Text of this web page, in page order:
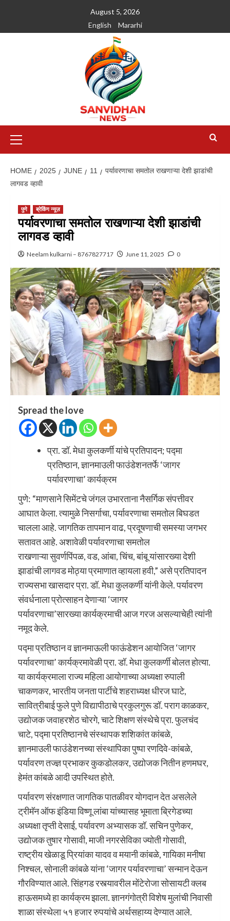
August 5, 2026
English
Mararhi
HOME 2025 JUNE 11
पर्यावरणाचा समतोल राखणाऱ्या देशी झाडांची
लागवड व्हावी
पुणे ब्रेकिंग न्यूज़
पर्यावरणाचा समतोल राखणाऱ्या देशी झाडांची
लागवड व्हावी
Neelam kulkarni – 8767827717 June 11, 2025 0
Spread the love
प्रा. डॉ. मेधा कुलकर्णी यांचे प्रतिपादन; पद्मा
प्रतिष्ठान, ज्ञानमाउली फाउंडेशनतर्फे ‘जागर
पर्यावरणाचा’ कार्यक्रम
पुणे: “माणसाने सिमेंटचे जंगल उभारताना नैसर्गिक संपत्तीवर
आघात केला. त्यामुळे निसर्गाचा, पर्यावरणाचा समतोल बिघडत
चालला आहे. जागतिक तापमान वाढ, प्रदूषणाची समस्या जगभर
सतावत आहे. अशावेळी पर्यावरणाचा समतोल
राखणाऱ्या सुवर्णपिंपळ, वड, आंबा, चिंच, बांबू यांसारख्या देशी
झाडांची लागवड मोठ्या प्रमाणात व्हायला हवी,” असे प्रतिपादन
राज्यसभा खासदार प्रा. डॉ. मेधा कुलकर्णी यांनी केले. पर्यावरण
संवर्धनाला प्रोत्साहन देणाऱ्या ‘जागर
पर्यावरणाचा’सारख्या कार्यक्रमाची आज गरज असल्याचेही त्यांनी
नमूद केले.
पद्मा प्रतिष्ठान व ज्ञानमाऊली फाऊंडेशन आयोजित ‘जागर
पर्यावरणाचा’ कार्यक्रमावेळी प्रा. डॉ. मेधा कुलकर्णी बोलत होत्या.
या कार्यक्रमाला राज्य महिला आयोगाच्या अध्यक्षा रुपाली
चाकणकर, भारतीय जनता पार्टीचे शहराध्यक्ष धीरज घाटे,
सावित्रीबाई फुले पुणे विद्यापीठाचे प्रकुलगुरू डॉ. पराग काळकर,
उद्योजक जवाहरशेठ चोरगे, चाटे शिक्षण संस्थेचे प्रा. फुलचंद
चाटे, पद्मा प्रतिष्ठानचे संस्थापक शशिकांत कांबळे,
ज्ञानमाउली फाउंडेशनच्या संस्थापिका पुष्पा रणदिवे-कांबळे,
पर्यावरण तज्ज्ञ प्रभाकर कुकडोलकर, उद्योजक नितीन हणमघर,
हेमंत कांबळे आदी उपस्थित होते.
पर्यावरण संरक्षणात जागतिक पातळीवर योगदान देत असलेले
ट्रीमॅन ऑफ इंडिया विष्णू लांबा यांच्यासह भूमाता ब्रिगेडच्या
अध्यक्षा तृप्ती देसाई, पर्यावरण अभ्यासक डॉ. सचिन पुणेकर,
उद्योजक तुषार गोसावी, माजी नगरसेविका ज्योती गोसावी,
राष्ट्रीय खेळाडू प्रियांका यादव व मयानी कांबळे, गायिका मनीषा
निश्चल, सोनाली कांबळे यांना ‘जागर पर्यावरणाचा’ सन्मान देऊन
गौरविण्यात आले. सिंहगड रस्त्यावरील मोंटेरोजा सोसायटी क्लब
हाऊसमध्ये हा कार्यक्रम झाला. ज्ञानगंगोत्री विशेष मुलांची निवासी
शाळा संस्थेला ५१ हजार रुपयांचे अर्थसहाय्य देण्यात आले.